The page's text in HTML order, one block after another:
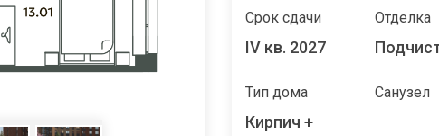
Срок сдачи
IV кв. 2027
Отделка
Тип дома
Кирпич +
Санузел